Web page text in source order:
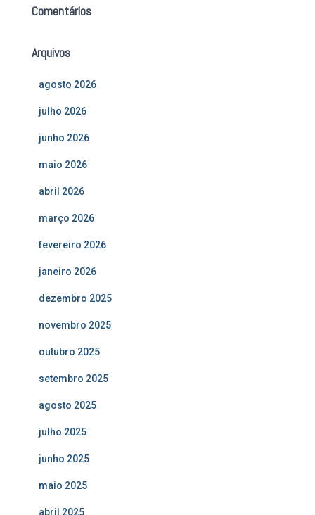
Comentários
Arquivos
agosto 2026
julho 2026
junho 2026
maio 2026
abril 2026
março 2026
fevereiro 2026
janeiro 2026
dezembro 2025
novembro 2025
outubro 2025
setembro 2025
agosto 2025
julho 2025
junho 2025
maio 2025
abril 2025